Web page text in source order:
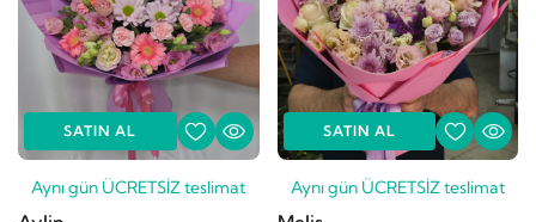
SATIN AL
Aynı gün ÜCRETSİZ teslimat
SATIN AL
Aynı gün ÜCRETSİZ teslimat